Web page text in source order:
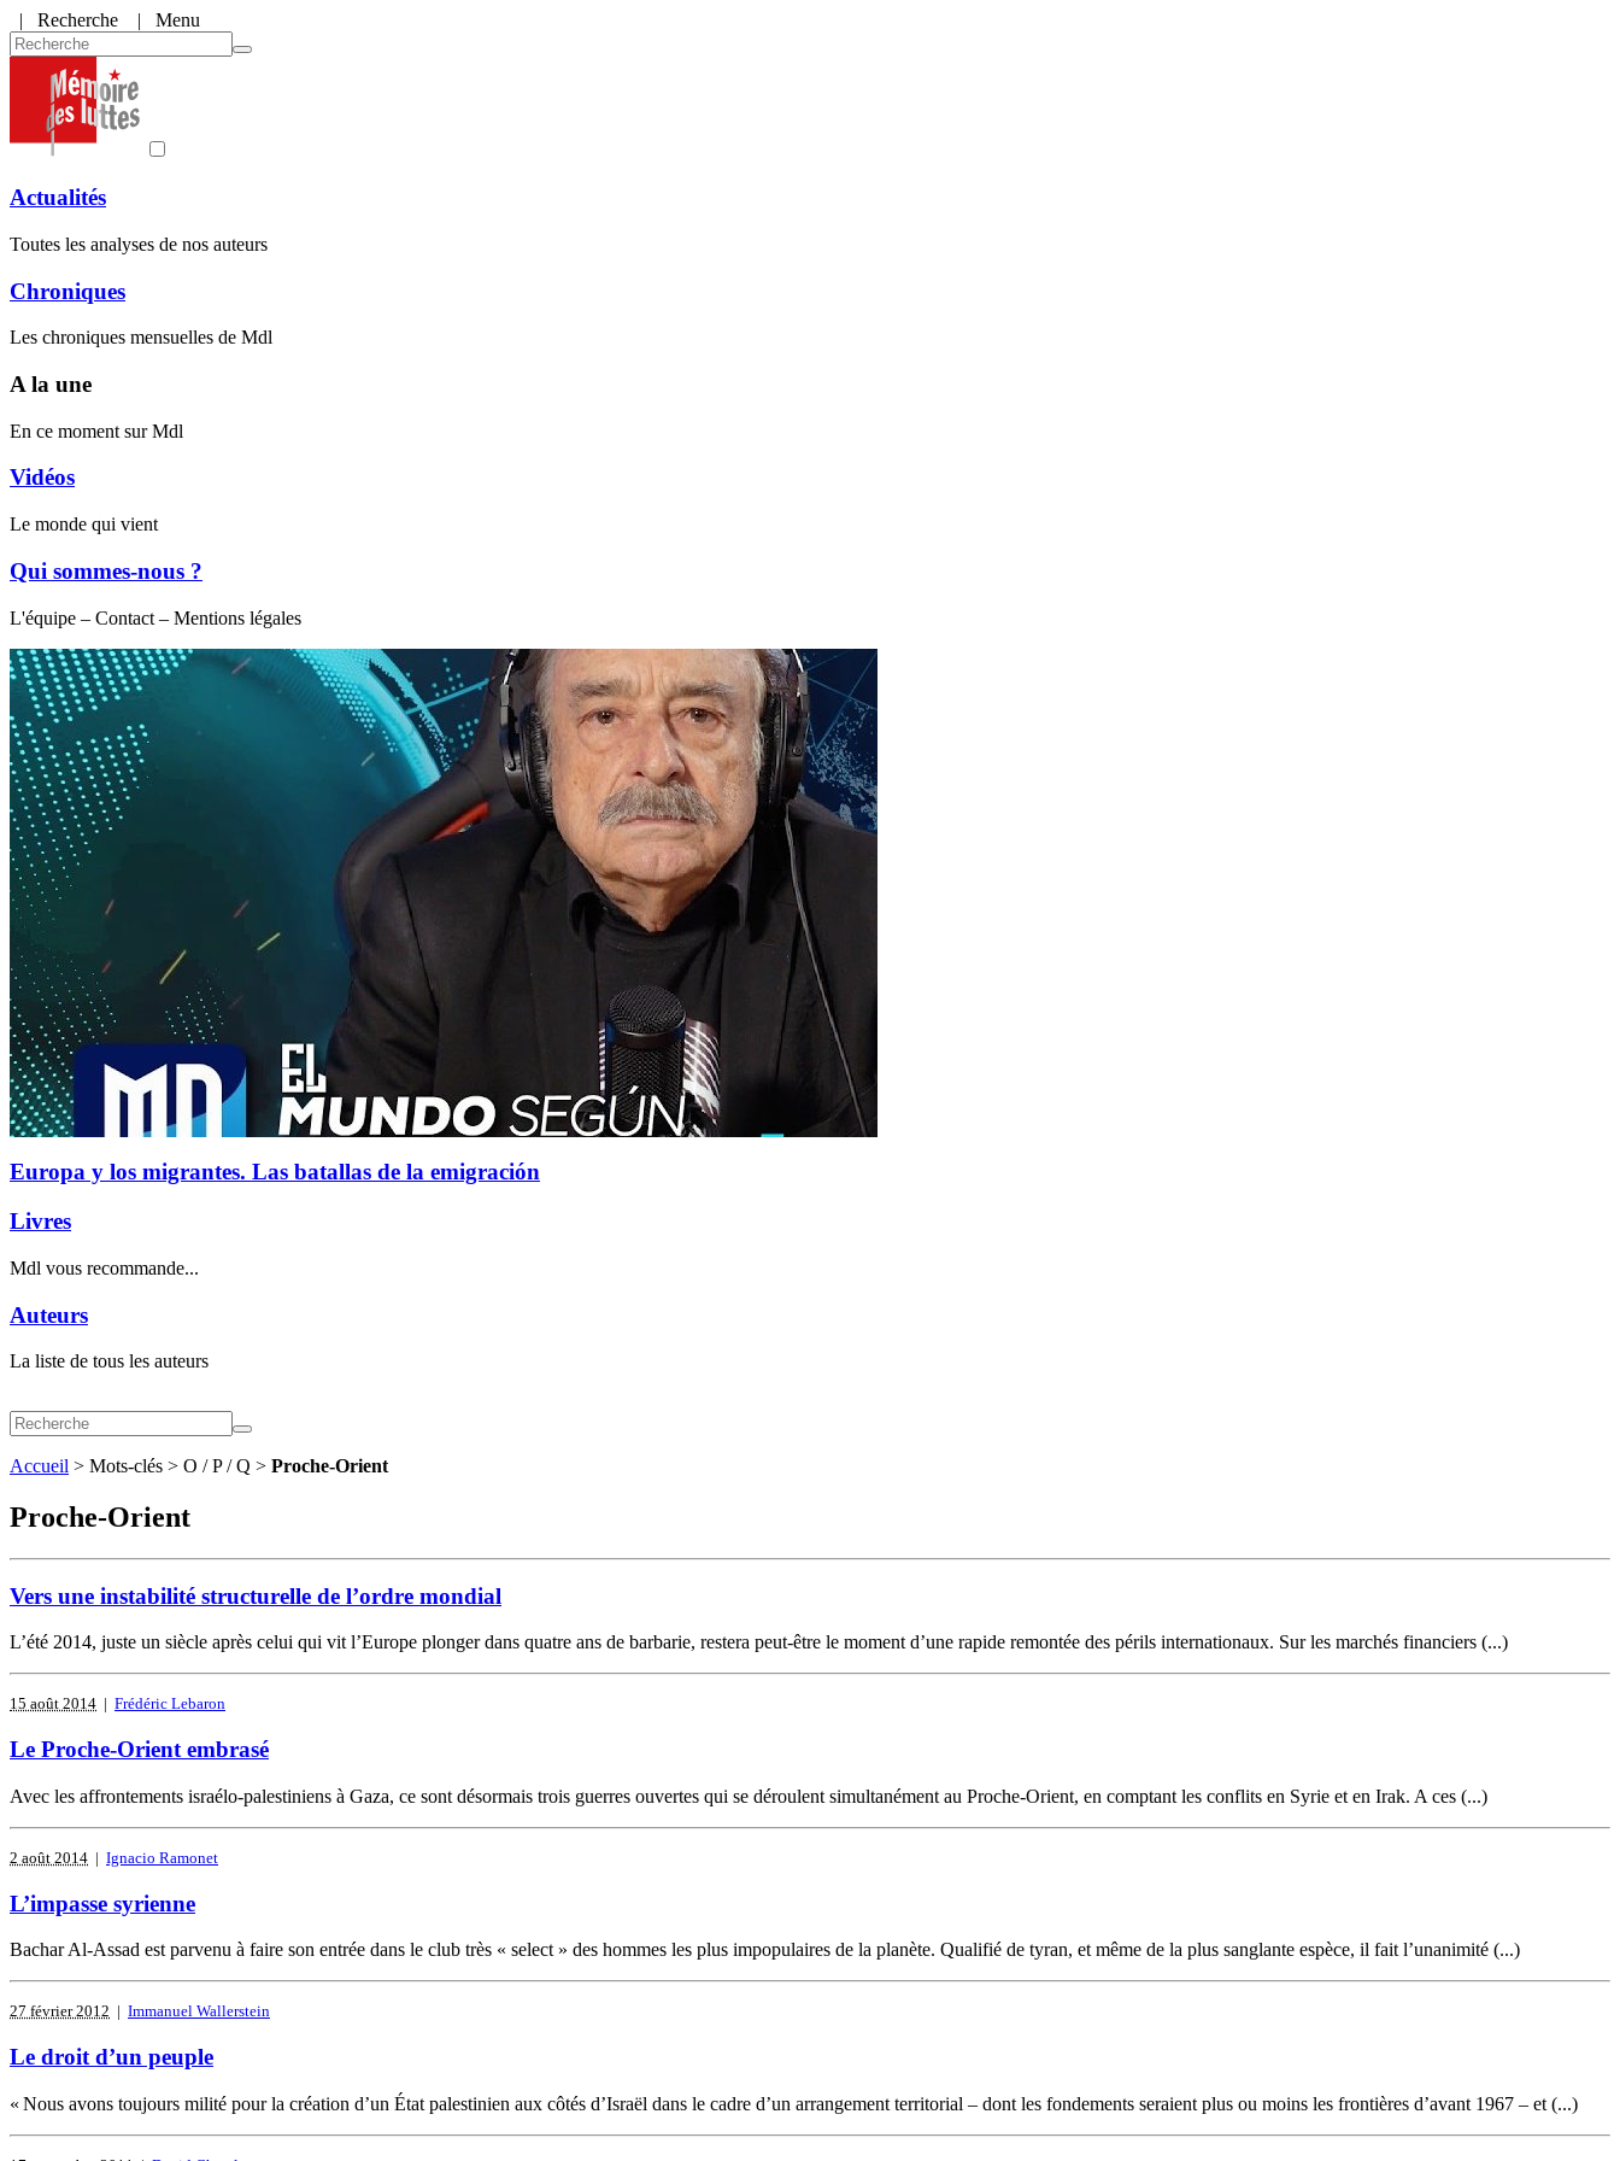
| Recherche | Menu
Actualités
Toutes les analyses de nos auteurs
Chroniques
Les chroniques mensuelles de Mdl
A la une
En ce moment sur Mdl
Vidéos
Le monde qui vient
Qui sommes-nous ?
L'équipe – Contact – Mentions légales
Europa y los migrantes. Las batallas de la emigración
Livres
Mdl vous recommande...
Auteurs
La liste de tous les auteurs
Accueil > Mots-clés > O / P / Q > Proche-Orient
Proche-Orient
Vers une instabilité structurelle de l’ordre mondial
L’été 2014, juste un siècle après celui qui vit l’Europe plonger dans quatre ans de barbarie, restera peut-être le moment d’une rapide remontée des périls internationaux. Sur les marchés financiers (...)
15 août 2014 | Frédéric Lebaron
Le Proche-Orient embrasé
Avec les affrontements israélo-palestiniens à Gaza, ce sont désormais trois guerres ouvertes qui se déroulent simultanément au Proche-Orient, en comptant les conflits en Syrie et en Irak. A ces (...)
2 août 2014 | Ignacio Ramonet
L’impasse syrienne
Bachar Al-Assad est parvenu à faire son entrée dans le club très « select » des hommes les plus impopulaires de la planète. Qualifié de tyran, et même de la plus sanglante espèce, il fait l’unanimité (...)
27 février 2012 | Immanuel Wallerstein
Le droit d’un peuple
« Nous avons toujours milité pour la création d’un État palestinien aux côtés d’Israël dans le cadre d’un arrangement territorial – dont les fondements seraient plus ou moins les frontières d’avant 1967 – et (...)